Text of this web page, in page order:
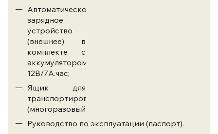
Автоматическое
зарядное
устройство
(внешнее) в
комплекте с
аккумулятором
12В/7А.час;
Ящик для
транспортировки
(многоразовый);
Руководство по эксплуатации (паспорт).